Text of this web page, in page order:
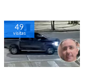
49
visitas